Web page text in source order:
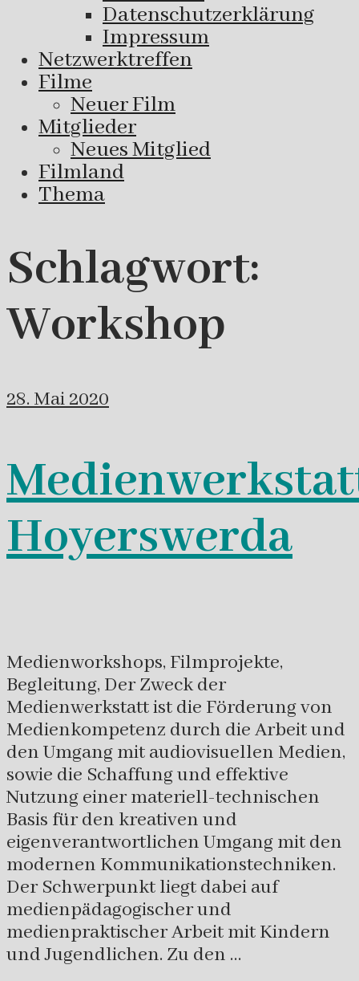
Datenschutzerklärung
Impressum
Netzwerktreffen
Filme
Neuer Film
Mitglieder
Neues Mitglied
Filmland
Thema
Schlagwort:
Workshop
28. Mai 2020
Hoyerswerda
Medienworkshops, Filmprojekte,
Begleitung, Der Zweck der
Medienwerkstatt ist die Förderung von
Medienkompetenz durch die Arbeit und
den Umgang mit audiovisuellen Medien,
sowie die Schaffung und effektive
Nutzung einer materiell-technischen
Basis für den kreativen und
eigenverantwortlichen Umgang mit den
modernen Kommunikationstechniken.
Der Schwerpunkt liegt dabei auf
medienpädagogischer und
medienpraktischer Arbeit mit Kindern
und Jugendlichen. Zu den …